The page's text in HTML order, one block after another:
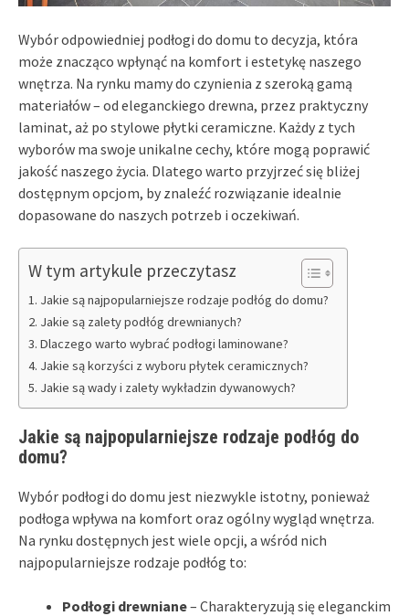
Wybór odpowiedniej podłogi do domu to decyzja, która
może znacząco wpłynąć na komfort i estetykę naszego
wnętrza. Na rynku mamy do czynienia z szeroką gamą
materiałów – od eleganckiego drewna, przez praktyczny
laminat, aż po stylowe płytki ceramiczne. Każdy z tych
wyborów ma swoje unikalne cechy, które mogą poprawić
jakość naszego życia. Dlatego warto przyjrzeć się bliżej
dostępnym opcjom, by znaleźć rozwiązanie idealnie
dopasowane do naszych potrzeb i oczekiwań.
W tym artykule przeczytasz
Jakie są najpopularniejsze rodzaje podłóg do domu?
Jakie są zalety podłóg drewnianych?
Dlaczego warto wybrać podłogi laminowane?
Jakie są korzyści z wyboru płytek ceramicznych?
Jakie są wady i zalety wykładzin dywanowych?
Jakie są najpopularniejsze rodzaje podłóg do
domu?
Wybór podłogi do domu jest niezwykle istotny, ponieważ
podłoga wpływa na komfort oraz ogólny wygląd wnętrza.
Na rynku dostępnych jest wiele opcji, a wśród nich
najpopularniejsze rodzaje podłóg to:
Podłogi drewniane– Charakteryzują się eleganckim